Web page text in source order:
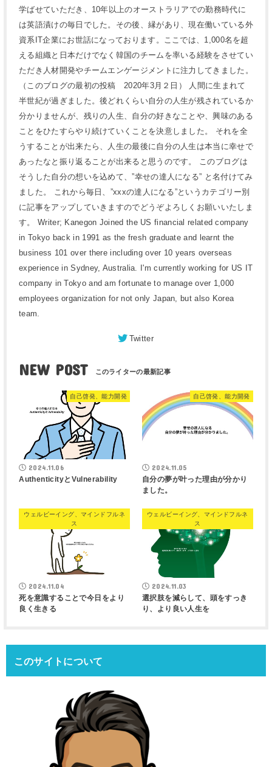
学ばせていただき、10年以上のオーストラリアでの勤務時代に
は英語漬けの毎日でした。その後、縁があり、現在働いている外
資系IT企業にお世話になっております。ここでは、1,000名を超
える組織と日本だけでなく韓国のチームを率いる経験をさせてい
ただき人材開発やチームエンゲージメントに注力してきました。
（このブログの最初の投稿 2020年3月２日） 人間に生まれて
半世紀が過ぎました。後どれくらい自分の人生が残されているか
分かりませんが、残りの人生、自分の好きなことや、興味のある
ことをひたすらやり続けていくことを決意しました。 それを全
うすることが出来たら、人生の最後に自分の人生は本当に幸せで
あったなと振り返ることが出来ると思うのです。 このブログは
そうした自分の想いを込めて、”幸せの達人になる” と名付けてみ
ました。 これから毎日、”xxxの達人になる”というカテゴリー別
に記事をアップしていきますのでどうぞよろしくお願いいたしま
す。 Writer; Kanegon Joined the US financial related company
in Tokyo back in 1991 as the fresh graduate and learnt the
business 101 over there including over 10 years overseas
experience in Sydney, Australia. I'm currently working for US IT
company in Tokyo and am fortunate to manage over 1,000
employees organization for not only Japan, but also Korea
team.
Twitter
NEW POST
自己啓発、能力開発
2024.11.06
AuthenticityとVulnerability
自己啓発、能力開発
2024.11.05
自分の夢が叶った理由が分かり
ました。
ウェルビーイング、マインドフルネ
ス
2024.11.04
死を意識することで今日をより
良く生きる
ウェルビーイング、マインドフルネ
ス
2024.11.03
選択肢を減らして、頭をすっき
り、より良い人生を
このサイトについて